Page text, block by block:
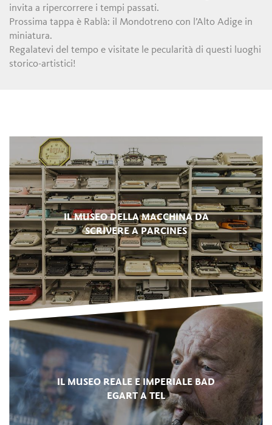
invita a ripercorrere i tempi passati.
Prossima tappa è Rablà: il Mondotreno con l’Alto Adige in
miniatura.
Regalatevi del tempo e visitate le pecularità di questi luoghi
storico-artistici!
IL MUSEO DELLA MACCHINA DA
SCRIVERE A PARCINES
IL MUSEO REALE E IMPERIALE BAD
EGART A TEL